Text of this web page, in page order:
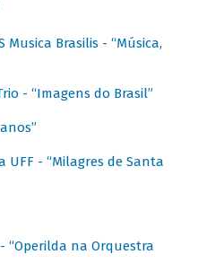
Musica Brasilis - “Música,
- “Imagens do Brasil”
UFF - “Milagres de Santa
“Operilda na Orquestra